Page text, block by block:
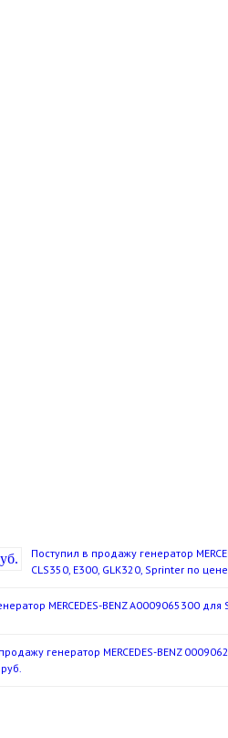
Поступил в продажу генератор
CLS350, E300, GLK320, Sprinter по
MERCEDES-BENZ A0009065300 для
генератор MERCEDES-BENZ